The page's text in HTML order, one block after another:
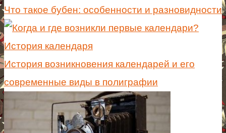
Что такое бубен: особенности и разновидности
История возникновения календарей и его
современные виды в полиграфии